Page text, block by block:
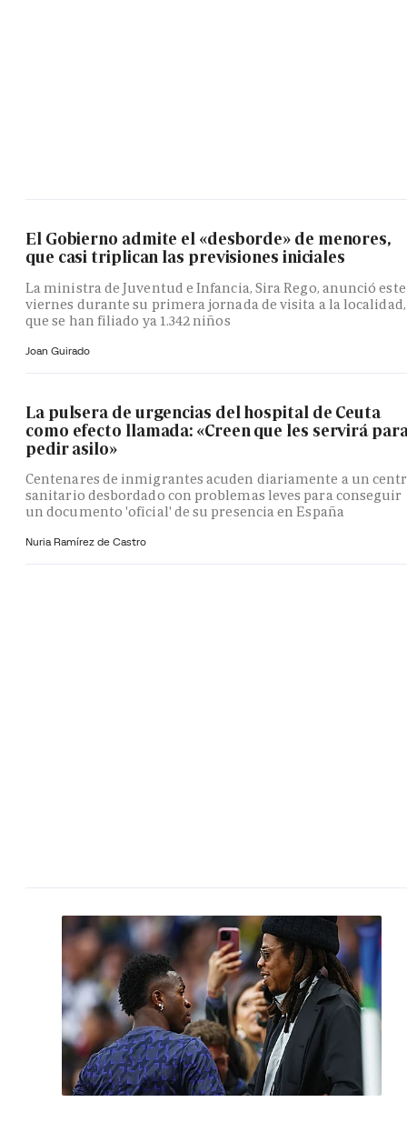
El Gobierno admite el «desborde» de menores,
que casi triplican las previsiones iniciales
La ministra de Juventud e Infancia, Sira Rego, anunció este
viernes durante su primera jornada de visita a la localidad,
que se han filiado ya 1.342 niños
Joan Guirado
La pulsera de urgencias del hospital de Ceuta
como efecto llamada: «Creen que les servirá
pedir asilo»
Centenares de inmigrantes acuden diariamente a un
sanitario desbordado con problemas leves para conseguir
un documento 'oficial' de su presencia en España
Nuria Ramírez de Castro